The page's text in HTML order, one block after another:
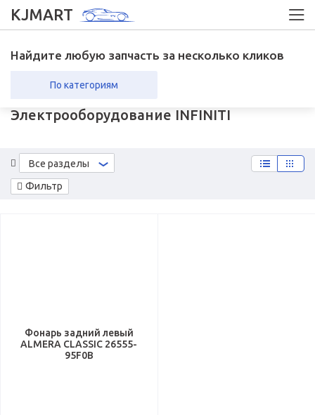
KJMART
Найдите любую запчасть за несколько кликов
По категориям
Электрооборудование INFINITI
Фильтр
Все разделы
Фонарь задний левый
ALMERA CLASSIC 26555-
95F0B